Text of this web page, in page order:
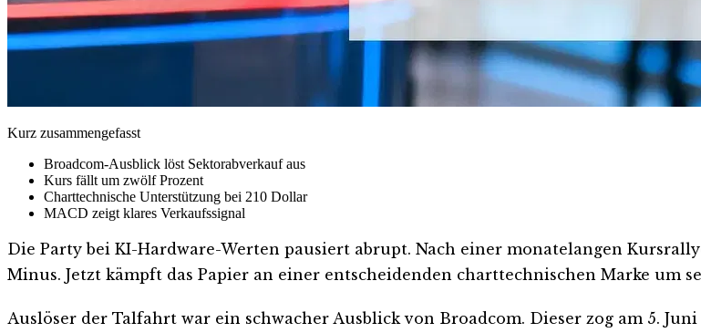
Kurz zusammengefasst
Broadcom-Ausblick löst Sektorabverkauf aus
Kurs fällt um zwölf Prozent
Charttechnische Unterstützung bei 210 Dollar
MACD zeigt klares Verkaufssignal
Die Party bei KI-Hardware-Werten pausiert abrupt. Nach einer monatelangen
Minus. Jetzt kämpft das Papier an einer entscheidenden charttechnischen Marke um
Auslöser der Talfahrt war ein schwacher Ausblick von Broadcom. Dieser zog am 5.